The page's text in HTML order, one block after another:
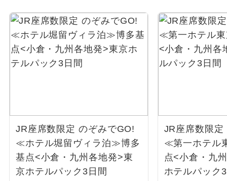
JR座席数限定 のぞみでGO!
≪ホテル堀留ヴィラ泊≫博多
基点<小倉・九州各地発>東
京ホテルパック3日間
JR座席数限
≪第一ホテル
点<小倉・九
ホテルパック